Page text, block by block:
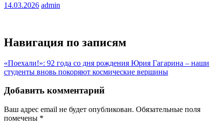
14.03.2026 admin
Навигация по записям
«Поехали!»: 92 года со дня рождения Юрия Гагарина – наши
студенты вновь покоряют космические вершины
Добавить комментарий
Ваш адрес email не будет опубликован. Обязательные поля
помечены *